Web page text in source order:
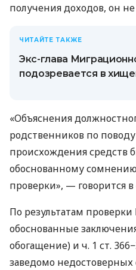
получения доходов, он
ЧИТАЙТЕ ТАКЖЕ
Экс-глава
подозревается в
«Объяснения
родственников по
происхождения средств
обоснованному
проверки», — говорится
По результатам
обоснованные
обогащение) и ч. 1 ст.
заведомо